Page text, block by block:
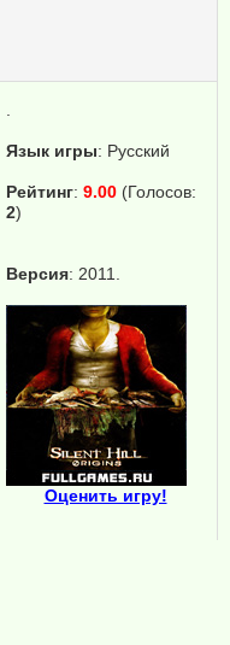
Язык игры: Русский
Рейтинг: 9.00 (Голосов:
2)
Версия: 2011.
Оценить игру!